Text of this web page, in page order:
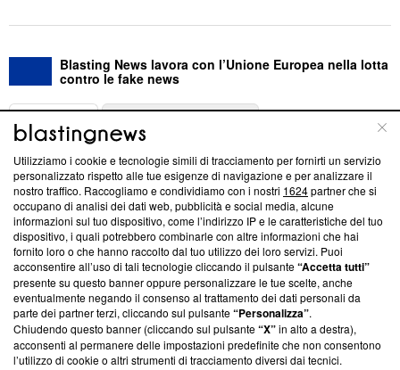
Blasting News lavora con l’Unione Europea nella lotta
contro le fake news
ABOUT
Questa sezione offre informazioni trasparenti su Blasting
News, sui nostri processi editoriali e su come ci impegniamo a
creare news di qualità. Inoltre, afferma la nostra aderenza a
‘Trust Project - News with Integrity’Blasting News non è
ancora membro del programma, ma ha richiesto di farne
parte; Trust Project non ha ancora effettuato una verifica di
conformità agli standard.
Su di noi
Team editoriale
Utilizziamo i cookie e tecnologie simili di tracciamento per fornirti un servizio
personalizzato rispetto alle tue esigenze di navigazione e per analizzare il
nostro traffico. Raccogliamo e condividiamo con i nostri 1624partner che si
occupano di analisi dei dati web, pubblicità e social media, alcune
informazioni sul tuo dispositivo, come l’indirizzo IP e le caratteristiche del tuo
dispositivo, i quali potrebbero combinarle con altre informazioni che hai
fornito loro o che hanno raccolto dal tuo utilizzo dei loro servizi. Puoi
acconsentire all’uso di tali tecnologie cliccando il pulsante“Accetta tutti”
presente su questo banner oppure personalizzare le tue scelte, anche
eventualmente negando il consenso al trattamento dei dati personali da
parte dei partner terzi, cliccando sul pulsante“Personalizza”.
Chiudendo questo banner (cliccando sul pulsante“X”in alto a destra),
acconsenti al permanere delle impostazioni predefinite che non consentono
l’utilizzo di cookie o altri strumenti di tracciamento diversi dai tecnici.